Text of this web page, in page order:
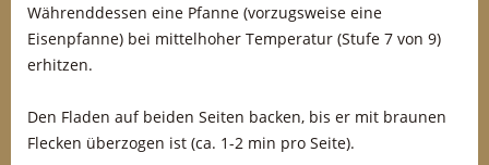
Währenddessen eine Pfanne (vorzugsweise eine
Eisenpfanne) bei mittelhoher Temperatur (Stufe 7 von 9)
erhitzen.
Den Fladen auf beiden Seiten backen, bis er mit braunen
Flecken überzogen ist (ca. 1-2 min pro Seite).